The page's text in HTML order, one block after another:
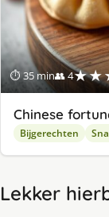
⏱ 35 min👥 4
Chinese
Bijgerechten
Lekker